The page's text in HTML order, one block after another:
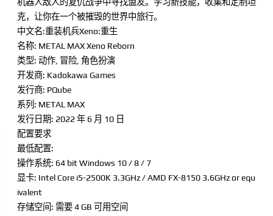
克，让你在一个被摧毁的世界中旅行。
中文名:重装机兵Xeno:重生
名称: METAL MAX Xeno Reborn
类型: 动作, 冒险, 角色扮演
开发商: Kadokawa Games
发行商: PQube
系列: METAL MAX
发行日期: 2022 年 6 月 10 日
配置要求
最低配置:
操作系统: 64 bit Windows 10 / 8 / 7
显卡: Intel Core i5-2500K 3.3GHz / AMD FX-8150 3.6GHz or equ
ivalent
存储空间: 需要 4 GB 可用空间